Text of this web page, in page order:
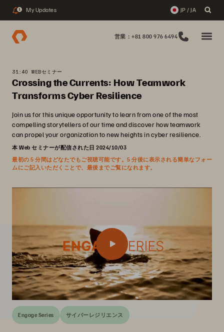
1 My Updates JP / JA
営業：+81 800 976 6494
31:40 WEBセミナー
Crossing the Currents: How Teamwork
Transforms Cyber Resilience
Join us for this unique opportunity to learn from one of the most
compelling storytellers of our time and discover how teamwork
can propel your organization to new heights in cyber resilience.
本 Web セミナーが配信された日 2024/10/03
最初の 5 分間はどなたでもご視聴可能です。5 分後に表示される簡単なフォー
ムにご記入いただくことで、最後までご覧になれます。
Engage Series サイバーレジリエンス